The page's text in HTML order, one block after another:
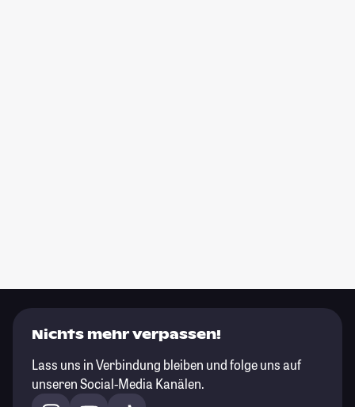
Nichts mehr verpassen!
Lass uns in Verbindung bleiben und folge uns auf
unseren Social-Media Kanälen.